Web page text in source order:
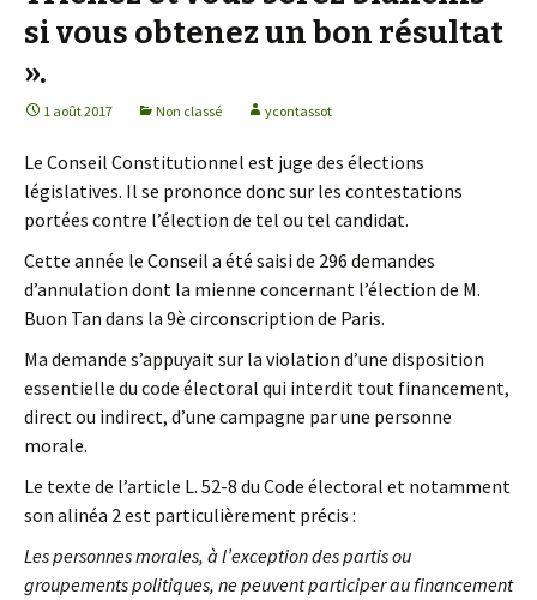
si vous obtenez un bon résultat
».
1 août 2017 Non classé ycontassot
Le Conseil Constitutionnel est juge des élections
législatives. Il se prononce donc sur les contestations
portées contre l’élection de tel ou tel candidat.
Cette année le Conseil a été saisi de 296 demandes
d’annulation dont la mienne concernant l’élection de M.
Buon Tan dans la 9è circonscription de Paris.
Ma demande s’appuyait sur la violation d’une disposition
essentielle du code électoral qui interdit tout financement,
direct ou indirect, d’une campagne par une personne
morale.
Le texte de l’article L. 52-8 du Code électoral et notamment
son alinéa 2 est particulièrement précis :
Les personnes morales, à l’exception des partis ou
groupements politiques, ne peuvent participer au financement